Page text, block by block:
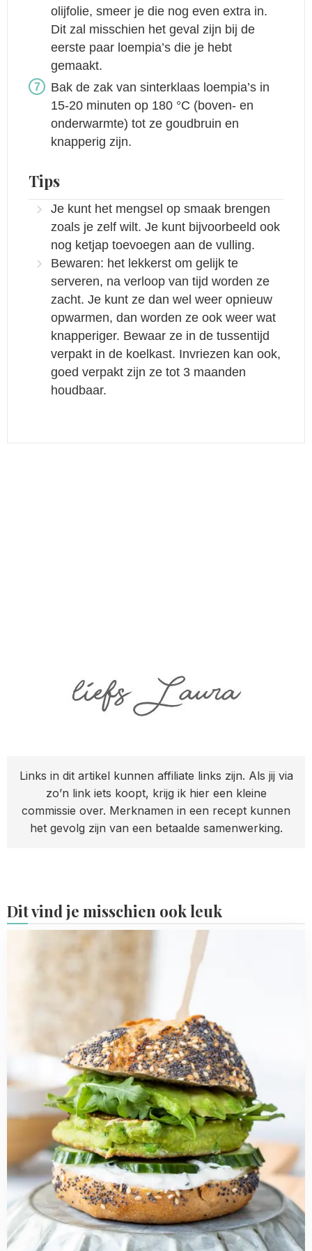
olijfolie, smeer je die nog even extra in.
Dit zal misschien het geval zijn bij de
eerste paar loempia’s die je hebt
gemaakt.
Bak de zak van sinterklaas loempia’s in
15-20 minuten op 180 °C (boven- en
onderwarmte) tot ze goudbruin en
knapperig zijn.
Tips
Je kunt het mengsel op smaak brengen
zoals je zelf wilt. Je kunt bijvoorbeeld ook
nog ketjap toevoegen aan de vulling.
Bewaren: het lekkerst om gelijk te
serveren, na verloop van tijd worden ze
zacht. Je kunt ze dan wel weer opnieuw
opwarmen, dan worden ze ook weer wat
knapperiger. Bewaar ze in de tussentijd
verpakt in de koelkast. Invriezen kan ook,
goed verpakt zijn ze tot 3 maanden
houdbaar.
Links in dit artikel kunnen affiliate links zijn. Als jij via
zo’n link iets koopt, krijg ik hier een kleine
commissie over. Merknamen in een recept kunnen
het gevolg zijn van een betaalde samenwerking.
Dit vind je misschien ook leuk